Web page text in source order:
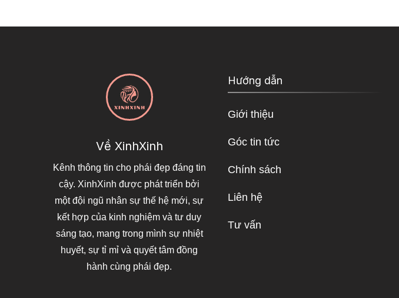
Về XinhXinh
Kênh thông tin cho phái đẹp đáng tin
cậy. XinhXinh được phát triển bởi
một đội ngũ nhân sự thế hệ mới, sự
kết hợp của kinh nghiệm và tư duy
sáng tạo, mang trong mình sự nhiệt
huyết, sự tỉ mỉ và quyết tâm đồng
hành cùng phái đẹp.
Hướng dẫn
Giới thiệu
Góc tin tức
Chính sách
Liên hệ
Tư vấn